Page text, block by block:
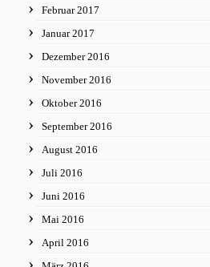
Februar 2017
Januar 2017
Dezember 2016
November 2016
Oktober 2016
September 2016
August 2016
Juli 2016
Juni 2016
Mai 2016
April 2016